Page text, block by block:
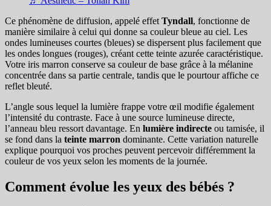
Ce phénomène de diffusion, appelé effet Tyndall, fonctionne de
manière similaire à celui qui donne sa couleur bleue au ciel. Les
ondes lumineuses courtes (bleues) se dispersent plus facilement que
les ondes longues (rouges), créant cette teinte azurée caractéristique.
Votre iris marron conserve sa couleur de base grâce à la mélanine
concentrée dans sa partie centrale, tandis que le pourtour affiche ce
reflet bleuté.
L’angle sous lequel la lumière frappe votre œil modifie également
l’intensité du contraste. Face à une source lumineuse directe,
l’anneau bleu ressort davantage. En lumière indirecte ou tamisée, il
se fond dans la teinte marron dominante. Cette variation naturelle
explique pourquoi vos proches peuvent percevoir différemment la
couleur de vos yeux selon les moments de la journée.
Comment évolue les yeux des bébés ?